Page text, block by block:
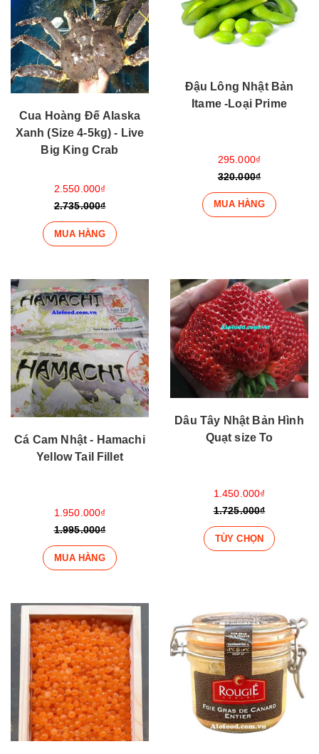
Cua Hoàng Đế Alaska
Xanh (Size 4-5kg) - Live
Big King Crab
2.550.000₫
2.735.000₫
MUA HÀNG
Đậu Lông Nhật Bản
Itame -Loại Prime
295.000₫
320.000₫
MUA HÀNG
Cá Cam Nhật - Hamachi
Yellow Tail Fillet
1.950.000₫
1.995.000₫
MUA HÀNG
Dâu Tây Nhật Bản Hình
Quạt size To
1.450.000₫
1.725.000₫
TÙY CHỌN